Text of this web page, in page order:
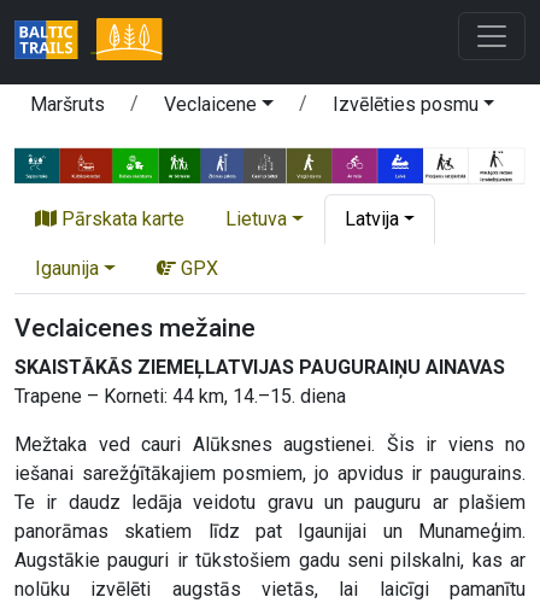
Maršruts Veclaicene Izvēlēties posmu
Pārskata karte Lietuva Latvija
Igaunija GPX
Veclaicenes mežaine
SKAISTĀKĀS ZIEMEĻLATVIJAS PAUGURAIŅU AINAVAS
Trapene – Korneti: 44 km, 14.–15. diena
Mežtaka ved cauri Alūksnes augstienei. Šis ir viens no
iešanai sarežģītākajiem posmiem, jo apvidus ir paugurains.
Te ir daudz ledāja veidotu gravu un pauguru ar plašiem
panorāmas skatiem līdz pat Igaunijai un Munameģim.
Augstākie pauguri ir tūkstošiem gadu seni pilskalni, kas ar
nolūku izvēlēti augstās vietās, lai laicīgi pamanītu